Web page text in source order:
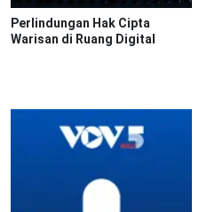
Perlindungan Hak Cipta
Warisan di Ruang Digital